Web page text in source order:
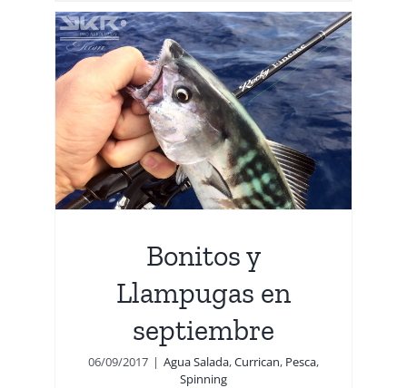
Bonitos y
Llampugas en
septiembre
06/09/2017 | Agua Salada,Currican, Pesca,
Spinning